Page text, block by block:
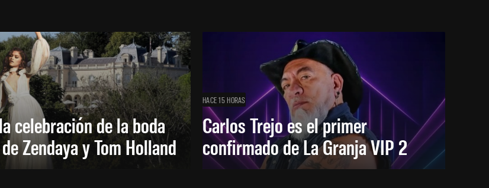
celebración de la boda
Zendaya y Tom Holland
HACE 15 HORAS
Carlos Trejo es el primer
confirmado de La Granja VIP 2